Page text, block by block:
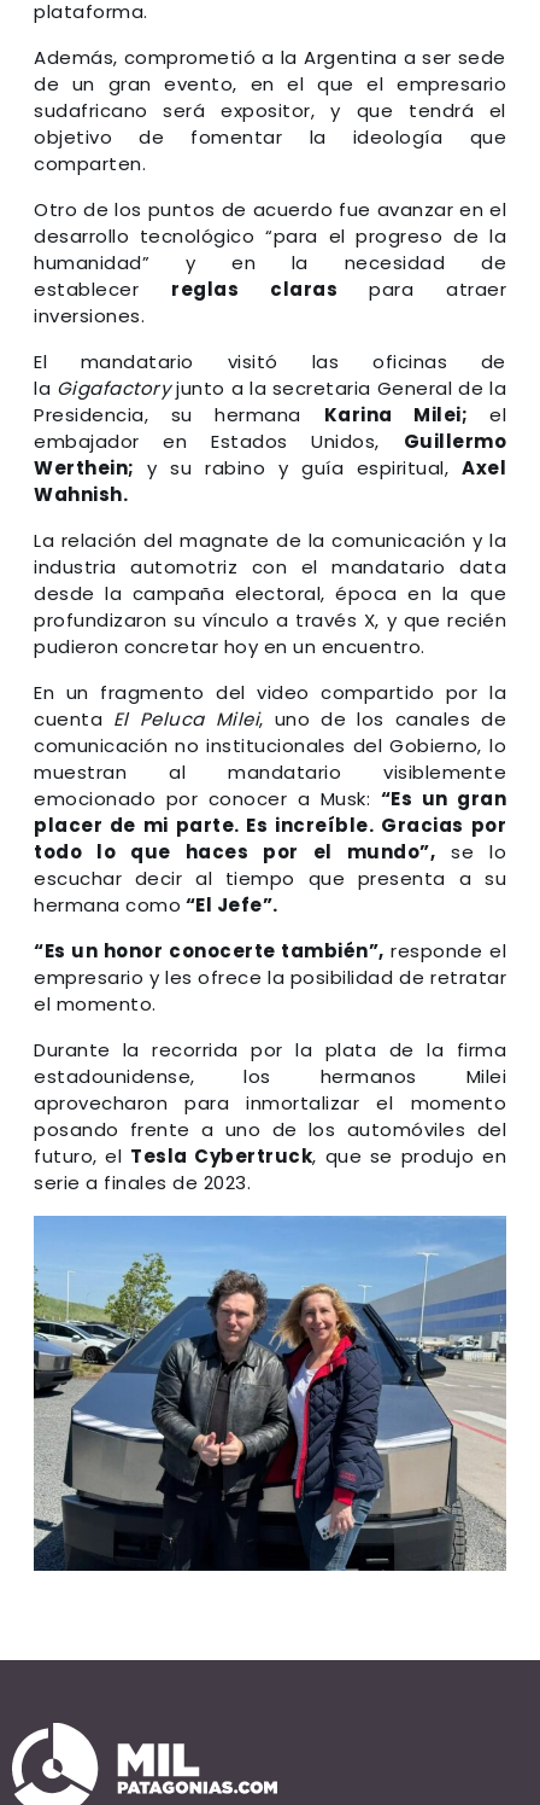
plataforma.
Además, comprometió a la Argentina a ser sede
de un gran evento, en el que el empresario
sudafricano será expositor, y que tendrá el
objetivo de fomentar la ideología que
comparten.
Otro de los puntos de acuerdo fue avanzar en el
desarrollo tecnológico “para el progreso de la
humanidad” y en la necesidad de
establecer reglas claras para atraer
inversiones.
El mandatario visitó las oficinas de
la Gigafactoryjunto a la secretaria General de la
Presidencia, su hermana Karina Milei;el
embajador en Estados Unidos, Guillermo
Werthein; y su rabino y guía espiritual, Axel
Wahnish.
La relación del magnate de la comunicación y la
industria automotriz con el mandatario data
desde la campaña electoral, época en la que
profundizaron su vínculo a través X, y que recién
pudieron concretar hoy en un encuentro.
En un fragmento del video compartido por la
cuenta El Peluca Milei, uno de los canales de
comunicación no institucionales del Gobierno, lo
muestran al mandatario visiblemente
emocionado por conocer a Musk: “Es un gran
placer de mi parte. Es increíble. Gracias por
todo lo que haces por el mundo”, se lo
escuchar decir al tiempo que presenta a su
hermana como “El Jefe”.
“Es un honor conocerte también”, responde el
empresario y les ofrece la posibilidad de retratar
el momento.
Durante la recorrida por la plata de la firma
estadounidense, los hermanos Milei
aprovecharon para inmortalizar el momento
posando frente a uno de los automóviles del
futuro, el Tesla Cybertruck, que se produjo en
serie a finales de 2023.